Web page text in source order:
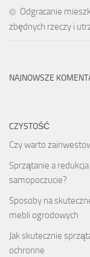
Odgracanie
zbędnych rzeczy i
NAJNOWSZE
CZYSTOŚĆ
Czy warto
Sprzątanie a
samopoczucie?
Sposoby na
mebli ogrodowych
Jak skutecznie
ochronne